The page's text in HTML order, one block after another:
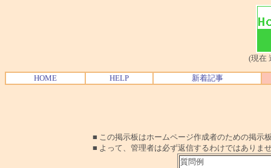
(現在
HOME HELP 新着記事
■ この掲示板はホームページ作成者のための掲示
■ よって、管理者は必ず返信するわけではありま
質問例